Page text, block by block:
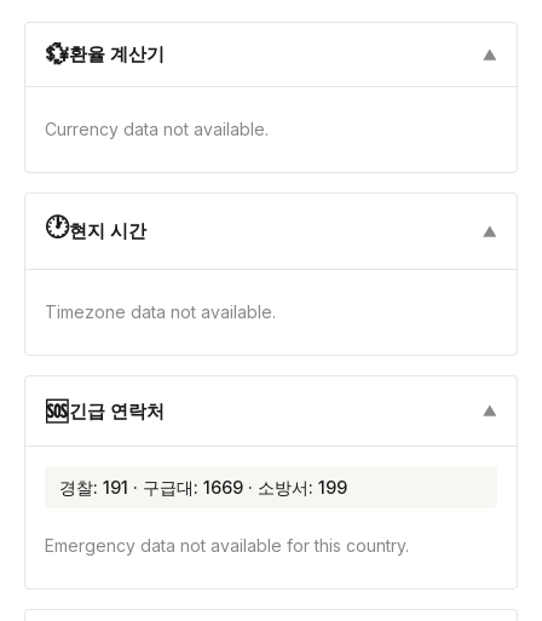
💱환율 계산기 ▼
Currency data not available.
🕐현지 시간 ▼
Timezone data not available.
🆘긴급 연락처 ▼
경찰: 191 · 구급대: 1669 · 소방서: 199
Emergency data not available for this country.